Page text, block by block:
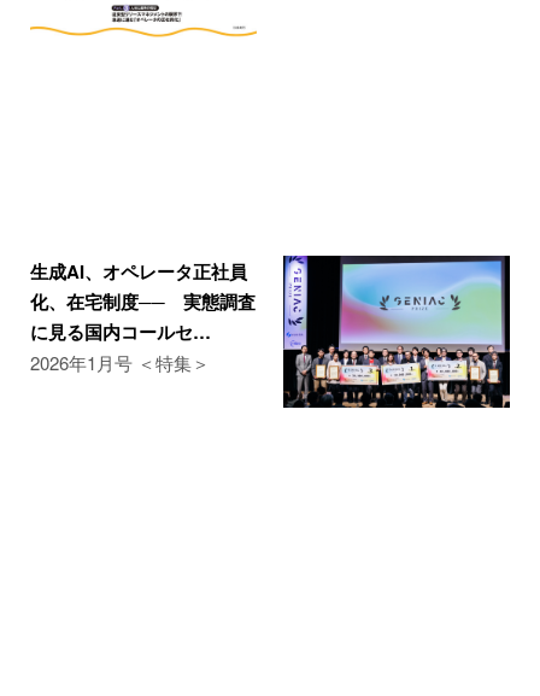
生成AI、オペレータ正社員
化、在宅制度── 実態調査
に見る国内コールセ…
2026年1月号 ＜特集＞